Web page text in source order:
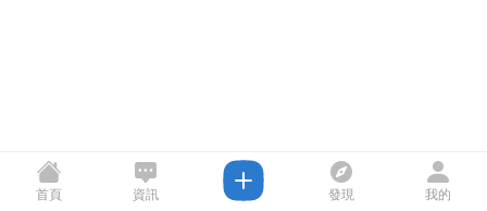
首頁 資訊 發現 我的